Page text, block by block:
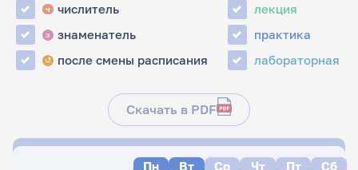
ч числитель
з знаменатель
↺ после смены расписания
лекция
практика
лабораторная
Скачать в PDF
Пн Вт Ср Чт Пт Сб